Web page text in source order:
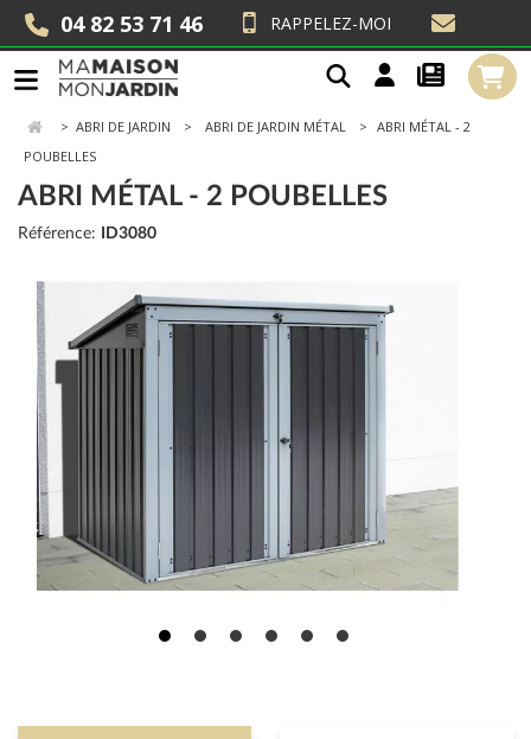
04 82 53 71 46 RAPPELEZ-MOI
> ABRI DE JARDIN ABRI DE JARDIN MÉTAL
ABRI MÉTAL - 2
POUBELLES
ABRI MÉTAL - 2 POUBELLES
Référence: ID3080